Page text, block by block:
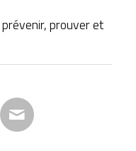
prouver et